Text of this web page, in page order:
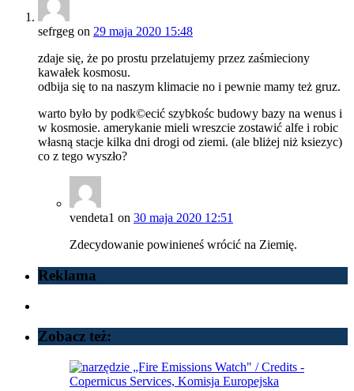
sefrgeg on 29 maja 2020 15:48
zdaje się, że po prostu przelatujemy przez zaśmieciony
kawałek kosmosu.
odbija się to na naszym klimacie no i pewnie mamy też gruz.
warto było by podk©ecić szybkośc budowy bazy na wenus i
w kosmosie. amerykanie mieli wreszcie zostawić alfe i robic
własną stacje kilka dni drogi od ziemi. (ale bliżej niż ksiezyc)
co z tego wyszło?
vendeta1 on 30 maja 2020 12:51
Zdecydowanie powinieneś wrócić na Ziemię.
Reklama
Zobacz też: